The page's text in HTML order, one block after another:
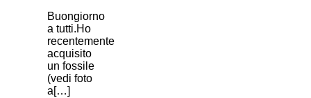
Buongiorno
a tutti.Ho
recentemente
acquisito
un fossile
(vedi foto
a[…]